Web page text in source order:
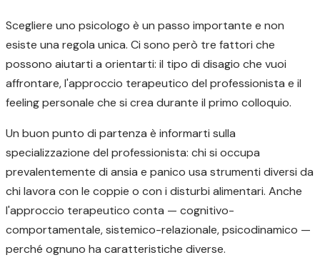
Scegliere uno psicologo è un passo importante e non
esiste una regola unica. Ci sono però tre fattori che
possono aiutarti a orientarti: il tipo di disagio che vuoi
affrontare, l'approccio terapeutico del professionista e il
feeling personale che si crea durante il primo colloquio.
Un buon punto di partenza è informarti sulla
specializzazione del professionista: chi si occupa
prevalentemente di ansia e panico usa strumenti diversi da
chi lavora con le coppie o con i disturbi alimentari. Anche
l'approccio terapeutico conta — cognitivo-
comportamentale, sistemico-relazionale, psicodinamico —
perché ognuno ha caratteristiche diverse.